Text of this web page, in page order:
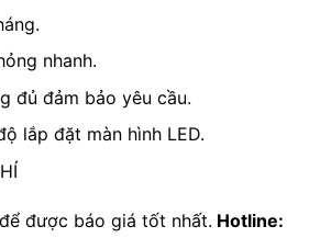
nhanh.
đủ đảm bảo yêu cầu.
lắp đặt màn hình LED.
được báo giá tốt nhất. Hotline: